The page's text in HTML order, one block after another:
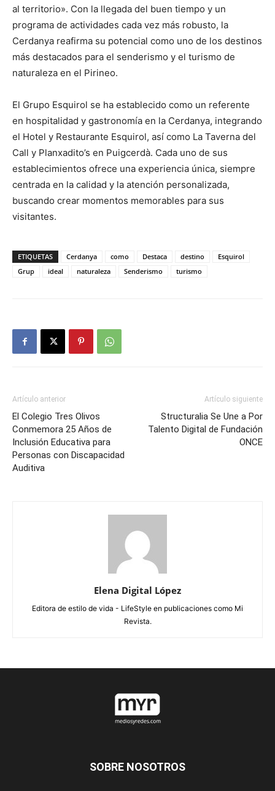
al territorio». Con la llegada del buen tiempo y un
programa de actividades cada vez más robusto, la
Cerdanya reafirma su potencial como uno de los destinos
más destacados para el senderismo y el turismo de
naturaleza en el Pirineo.
El Grupo Esquirol se ha establecido como un referente
en hospitalidad y gastronomía en la Cerdanya, integrando
el Hotel y Restaurante Esquirol, así como La Taverna del
Call y Planxadito’s en Puigcerdà. Cada uno de sus
establecimientos ofrece una experiencia única, siempre
centrada en la calidad y la atención personalizada,
buscando crear momentos memorables para sus
visitantes.
ETIQUETAS Cerdanya como Destaca destino
Esquirol
Grup
ideal naturaleza Senderismo turismo
Artículo anterior
El Colegio Tres Olivos
Conmemora 25 Años de
Inclusión Educativa para
Personas con Discapacidad
Auditiva
Artículo siguiente
Structuralia Se Une a Por
Talento Digital de Fundación
ONCE
Elena Digital López
Editora de estilo de vida - LifeStyle en publicaciones como Mi
Revista.
SOBRE NOSOTROS